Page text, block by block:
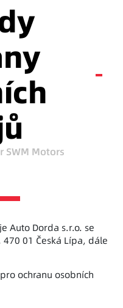
SWM Motors
Auto Dorda s.r.o. se
01 Česká Lípa, dále
ochranu osobních